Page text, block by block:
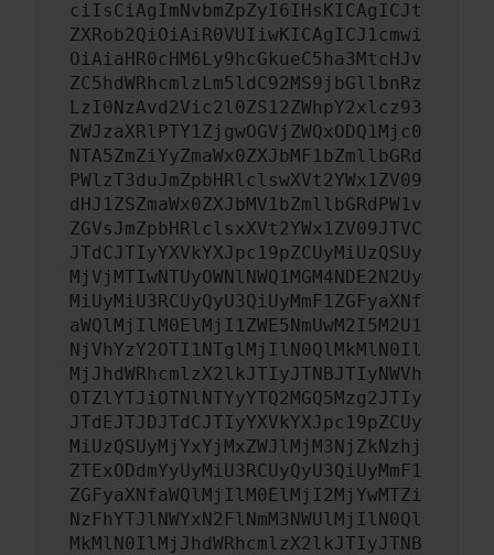
ciIsCiAgImNvbmZpZyI6IHsKICAgICJt
ZXRob2QiOiAiR0VUIiwKICAgICJ1cmwi
OiAiaHR0cHM6Ly9hcGkueC5ha3MtcHJv
ZC5hdWRhcmlzLm5ldC92MS9jbGllbnRz
LzI0NzAvd2Vic2l0ZS12ZWhpY2xlcz93
ZWJzaXRlPTY1ZjgwOGVjZWQxODQ1Mjc0
NTA5ZmZiYyZmaWx0ZXJbMF1bZmllbGRd
PWlzT3duJmZpbHRlclswXVt2YWx1ZV09
dHJ1ZSZmaWx0ZXJbMV1bZmllbGRdPW1v
ZGVsJmZpbHRlclsxXVt2YWx1ZV09JTVC
JTdCJTIyYXVkYXJpc19pZCUyMiUzQSUy
MjVjMTIwNTUyOWNlNWQ1MGM4NDE2N2Uy
MiUyMiU3RCUyQyU3QiUyMmF1ZGFyaXNf
aWQlMjIlM0ElMjI1ZWE5NmUwM2I5M2U1
NjVhYzY2OTI1NTglMjIlN0QlMkMlN0Il
MjJhdWRhcmlzX2lkJTIyJTNBJTIyNWVh
OTZlYTJiOTNlNTYyYTQ2MGQ5Mzg2JTIy
JTdEJTJDJTdCJTIyYXVkYXJpc19pZCUy
MiUzQSUyMjYxYjMxZWJlMjM3NjZkNzhj
ZTExODdmYyUyMiU3RCUyQyU3QiUyMmF1
ZGFyaXNfaWQlMjIlM0ElMjI2MjYwMTZi
NzFhYTJlNWYxN2FlNmM3NWUlMjIlN0Ql
MkMlN0IlMjJhdWRhcmlzX2lkJTIyJTNB